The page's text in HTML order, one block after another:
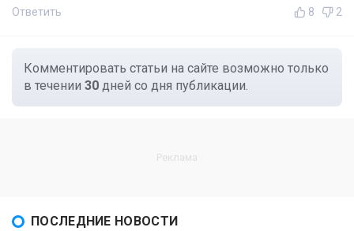
Ответить 8 2
Комментировать статьи на сайте возможно только
в течении 30 дней со дня публикации.
ПОСЛЕДНИЕ НОВОСТИ